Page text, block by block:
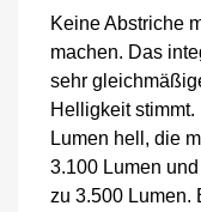
Keine Abstriche
machen. Das
sehr
Helligkeit
Lumen hell, die
3.100 Lumen
zu 3.500 Lumen.